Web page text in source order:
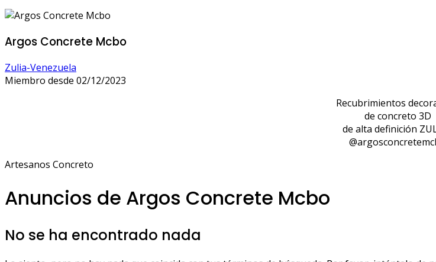
Argos Concrete Mcbo
Zulia-Venezuela
Miembro desde 02/12/2023
Recubrimientos
de concreto 3D
de alta definición
Artesanos Concreto
Anuncios de Argos Concrete Mcbo
No se ha encontrado nada